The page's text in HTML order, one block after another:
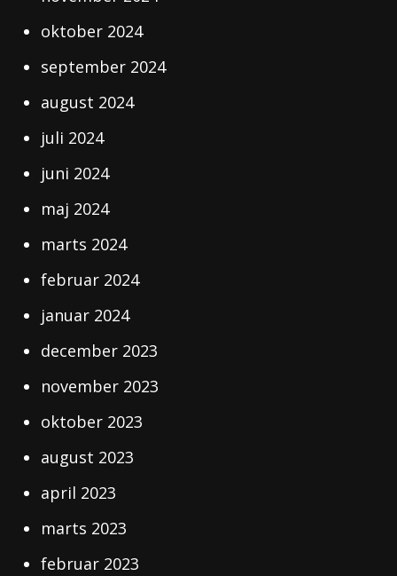
oktober 2024
september 2024
august 2024
juli 2024
juni 2024
maj 2024
marts 2024
februar 2024
januar 2024
december 2023
november 2023
oktober 2023
august 2023
april 2023
marts 2023
februar 2023